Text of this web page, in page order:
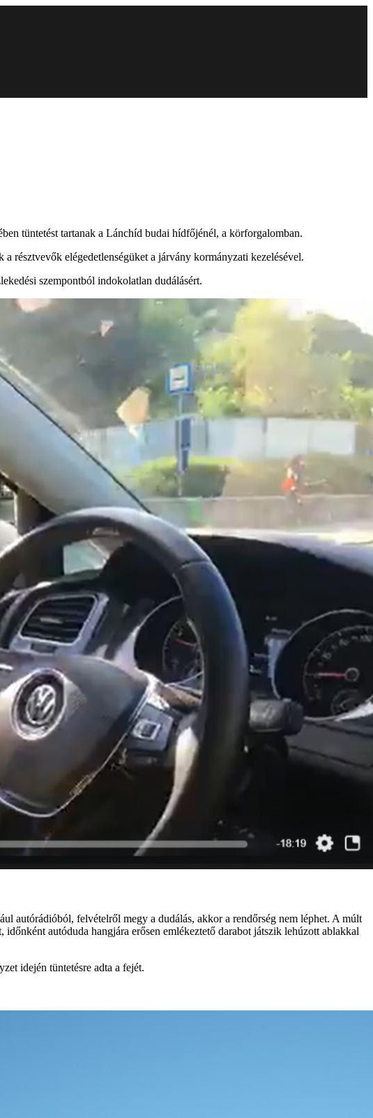
tüntetést tartanak a Lánchíd budai hídfőjénél, a körforgalomban.
résztvevők elégedetlenségüket a járvány kormányzati kezelésével.
szempontból indokolatlan dudálásért.
autórádióból, felvételről megy a dudálás, akkor a rendőrség nem léphet. A múlt
időnként autóduda hangjára erősen emlékeztető darabot játszik lehúzott ablakkal
idején tüntetésre adta a fejét.